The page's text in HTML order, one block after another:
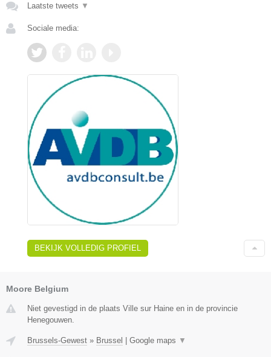
Laatste tweets ▼
Sociale media:
BEKIJK VOLLEDIG PROFIEL
Moore Belgium
Niet gevestigd in de plaats Ville sur Haine en in de provincie
Henegouwen.
Brussels-Gewest » Brussel | Google maps ▼